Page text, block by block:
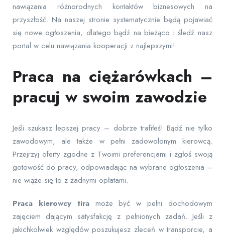
nawiązania różnorodnych kontaktów biznesowych na
przyszłość. Na naszej stronie systematycznie będą pojawiać
się nowe ogłoszenia, dlatego bądź na bieżąco i śledź nasz
portal w celu nawiązania kooperacji z najlepszymi!
Praca na ciężarówkach –
pracuj w swoim zawodzie
Jeśli szukasz lepszej pracy – dobrze trafiłeś! Bądź nie tylko
zawodowym, ale także w pełni zadowolonym kierowcą.
Przejrzyj oferty zgodne z Twoimi preferencjami i zgłoś swoją
gotowość do pracy, odpowiadając na wybrane ogłoszenia –
nie wiąże się to z żadnymi opłatami.
Praca kierowcy tira może być w pełni dochodowym
zajęciem dającym satysfakcję z pełnionych zadań. Jeśli z
jakichkolwiek względów poszukujesz zleceń w transporcie, a